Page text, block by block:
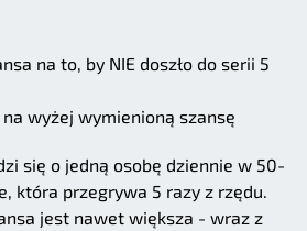
na to, by NIE doszło do serii 5
wyżej wymienioną szansę
się o jedną osobę dziennie w 50-
która przegrywa 5 razy z rzędu.
jest nawet większa - wraz z